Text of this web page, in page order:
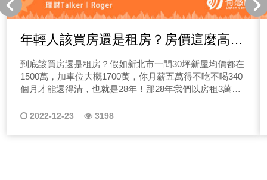
年輕人該買房還是租房？房價這麼高買
後會跌嗎？
到底該買房還是租房？假如新北市一間30坪新屋均價都在
1500萬，加車位大概1700萬，你月薪五萬得不吃不喝340
個月才能還得清，也就是28年！那28年我們以房租3萬，
右....2022-12-23 3198